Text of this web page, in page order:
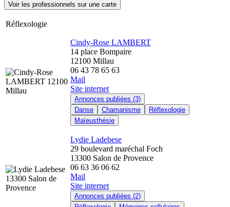
Voir les professionnels sur une carte
Réflexologie
Cindy-Rose LAMBERT
14 place Bompaire
12100 Millau
06 43 78 65 63
Mail
Site internet
Annonces publiées (3)
Danse
Chamanisme
Réflexologie
Maïeusthésie
Lydie Ladebese
29 boulevard maréchal Foch
13300 Salon de Provence
06 63 36 06 62
Mail
Site internet
Annonces publiées (2)